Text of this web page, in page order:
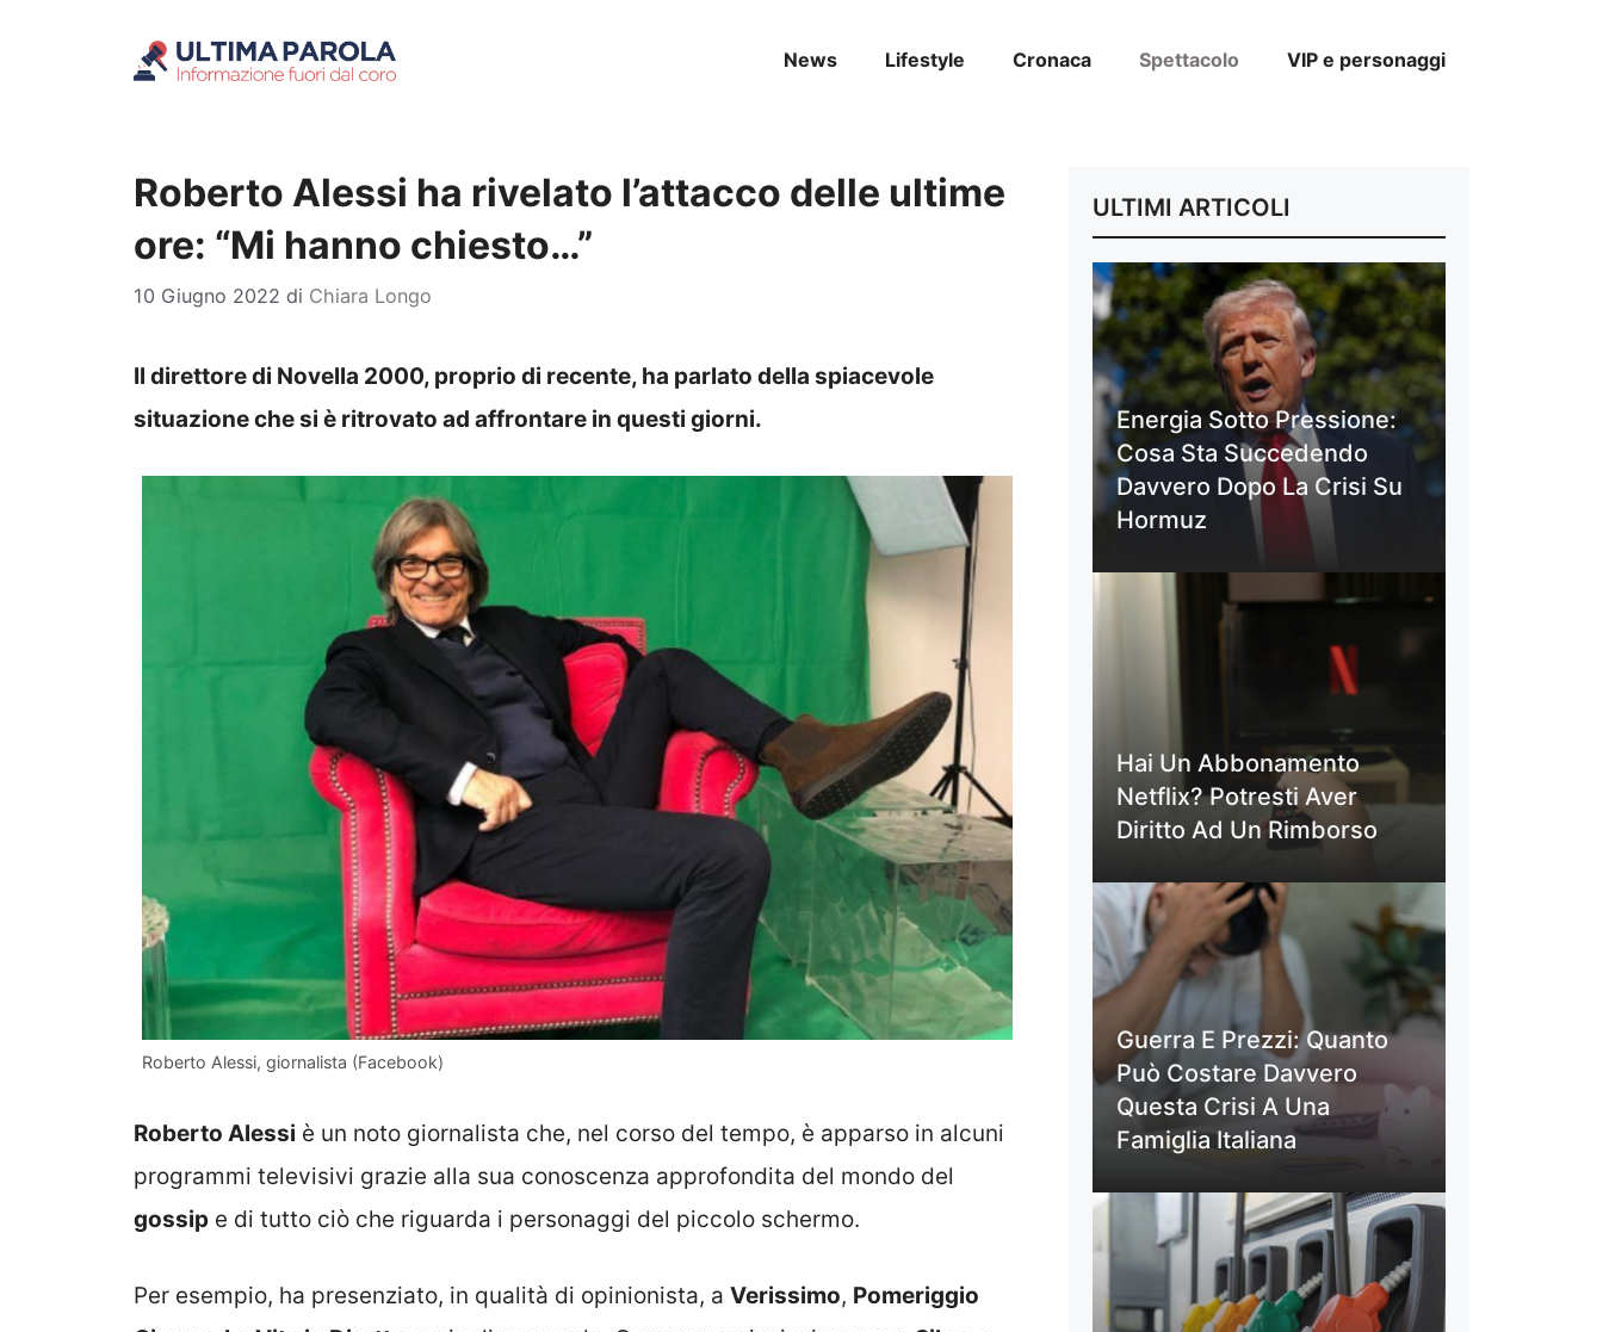
News Lifestyle Cronaca Spettacolo VIP e personaggi
Roberto Alessi ha rivelato l’attacco delle ultime
ore: “Mi hanno chiesto…”
10 Giugno 2022 di Chiara Longo
Il direttore di Novella 2000, proprio di recente, ha parlato della spiacevole
situazione che si è ritrovato ad affrontare in questi giorni.
Roberto Alessi, giornalista (Facebook)
Roberto Alessi è un noto giornalista che, nel corso del tempo, è apparso in alcuni
programmi televisivi grazie alla sua conoscenza approfondita del mondo del
gossip e di tutto ciò che riguarda i personaggi del piccolo schermo.
Per esempio, ha presenziato, in qualità di opinionista, a Verissimo, Pomeriggio
ULTIMI ARTICOLI
Energia Sotto Pressione:
Cosa Sta Succedendo
Davvero Dopo La Crisi Su
Hormuz
Hai Un Abbonamento
Netflix? Potresti Aver
Diritto Ad Un Rimborso
Guerra E Prezzi: Quanto
Può Costare Davvero
Questa Crisi A Una
Famiglia Italiana